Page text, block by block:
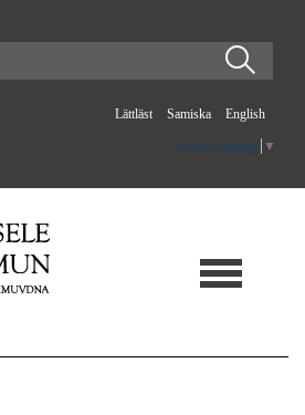
Lättläst Samiska English
Select Language ▼